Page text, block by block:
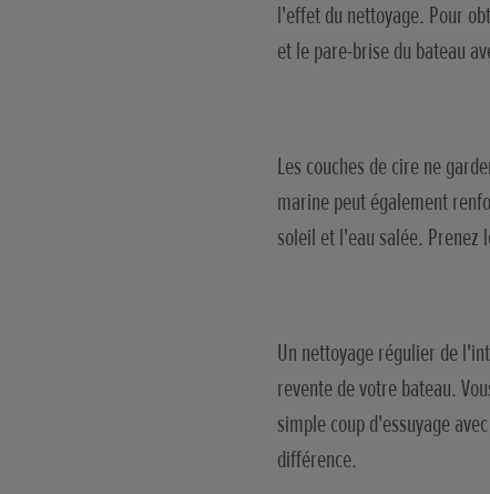
l'effet du nettoyage. Pour
et le pare-brise du bateau
Les couches de cire ne
marine peut également
soleil et l'eau salée.
Un nettoyage régulier de
revente de votre bateau.
simple coup d'essuyage
différence.